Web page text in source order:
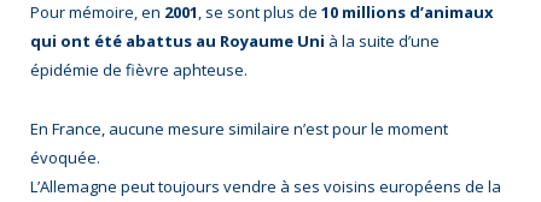
Pour mémoire, en 2001, se sont plus de 10 millions d’animaux
qui ont été abattus au Royaume Uni à la suite d’une
épidémie de fièvre aphteuse.
En France, aucune mesure similaire n’est pour le moment
évoquée.
L’Allemagne peut toujours vendre à ses voisins européens de la